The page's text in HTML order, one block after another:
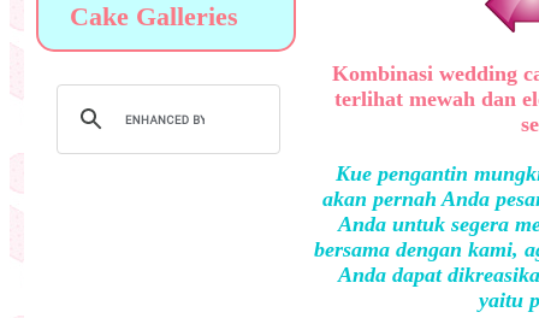
Cake Galleries
Kombinasi wedding
terlihat mewah dan
Kue pengantin
akan pernah Anda
Anda untuk segera
bersama dengan kami,
Anda dapat
yaitu